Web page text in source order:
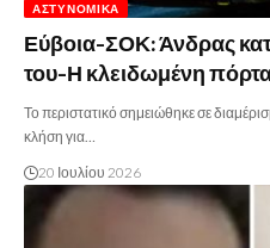
ΑΣΤΥΝΟΜΙΚΆ
Εύβοια-ΣΟΚ: Άνδρας
του-Η κλειδωμένη πόρτα
Το περιστατικό σημειώθηκε σε
κλήση για…
20 Ιουλίου 2026